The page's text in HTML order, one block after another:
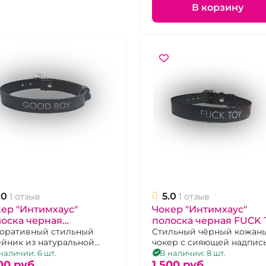
В корзину
1 отзыв
"Интимхаус"
черная
стильный
из натуральной
с надписью Good Boy,
регулируется
6 шт.
5.0 1 отзыв
Чокер "Интимхаус"
полоска черная FUCK
Стильный чёрный
чокер с сияющей
Fuck Toy, регулируется 9
положениями язычка
В наличии: 8 шт.